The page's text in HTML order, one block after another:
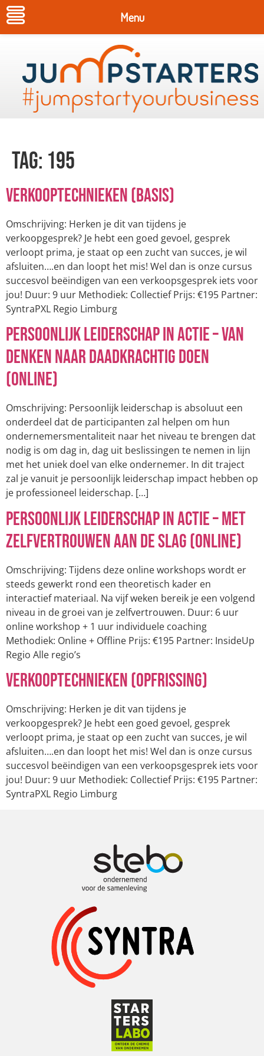
Tag: 195
Verkooptechnieken (basis)
Omschrijving: Herken je dit van tijdens je
verkoopgesprek? Je hebt een goed gevoel, gesprek
verloopt prima, je staat op een zucht van succes, je wil
afsluiten….en dan loopt het mis! Wel dan is onze cursus
succesvol beëindigen van een verkoopsgesprek iets voor
jou! Duur: 9 uur Methodiek: Collectief Prijs: €195 Partner:
SyntraPXL Regio Limburg
Persoonlijk leiderschap in actie – Van
denken naar daadkrachtig doen
(online)
Omschrijving: Persoonlijk leiderschap is absoluut een
onderdeel dat de participanten zal helpen om hun
ondernemersmentaliteit naar het niveau te brengen dat
nodig is om dag in, dag uit beslissingen te nemen in lijn
met het uniek doel van elke ondernemer. In dit traject
zal je vanuit je persoonlijk leiderschap impact hebben op
je professioneel leiderschap. […]
Persoonlijk leiderschap in actie – Met
zelfvertrouwen aan de slag (online)
Omschrijving: Tijdens deze online workshops wordt er
steeds gewerkt rond een theoretisch kader en
interactief materiaal. Na vijf weken bereik je een volgend
niveau in de groei van je zelfvertrouwen. Duur: 6 uur
online workshop + 1 uur individuele coaching
Methodiek: Online + Offline Prijs: €195 Partner: InsideUp
Regio Alle regio’s
Verkooptechnieken (opfrissing)
Omschrijving: Herken je dit van tijdens je
verkoopgesprek? Je hebt een goed gevoel, gesprek
verloopt prima, je staat op een zucht van succes, je wil
afsluiten….en dan loopt het mis! Wel dan is onze cursus
succesvol beëindigen van een verkoopsgesprek iets voor
jou! Duur: 9 uur Methodiek: Collectief Prijs: €195 Partner:
SyntraPXL Regio Limburg
Menu